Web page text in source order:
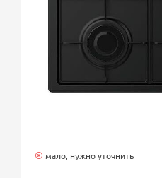
мало, нужно уточнить